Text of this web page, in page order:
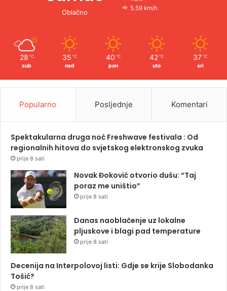
Oblačno
5.59 km/h
28 ℃
sub
35 ℃
ned
40 ℃
pon
42 ℃
uto
37 ℃
sri
Popularno Posljednje Komentari
Spektakularna druga noć Freshwave festivala : Od
regionalnih hitova do svjetskog elektronskog zvuka
prije 8 sati
Novak Đoković otvorio dušu: “Taj
poraz me uništio”
prije 8 sati
Danas naoblačenje uz lokalne
pljuskove i blagi pad temperature
prije 8 sati
Decenija na Interpolovoj listi: Gdje se krije Slobodanka
Tošić?
prije 8 sati